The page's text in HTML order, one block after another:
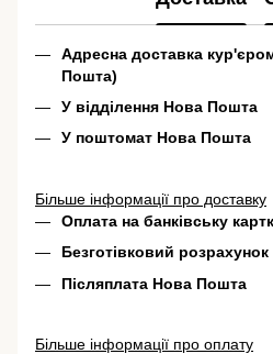
Адресна доставка
Пошта)
У відділення Нова Пошта
У поштомат Нова Пошта
Більше інформації про доставку
Оплата на банківську
Безготівковий розрахунок
Післяплата Нова Пошта
Більше інформації про оплату